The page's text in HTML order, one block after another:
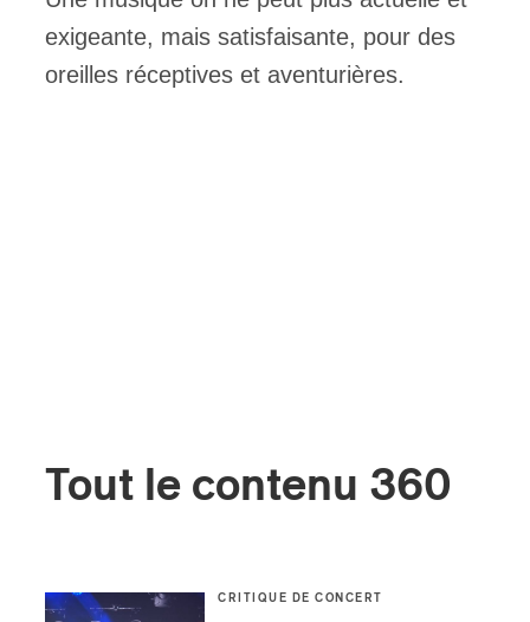
exigeante, mais satisfaisante, pour des
oreilles réceptives et aventurières.
Tout le contenu 360
CRITIQUE DE CONCERT